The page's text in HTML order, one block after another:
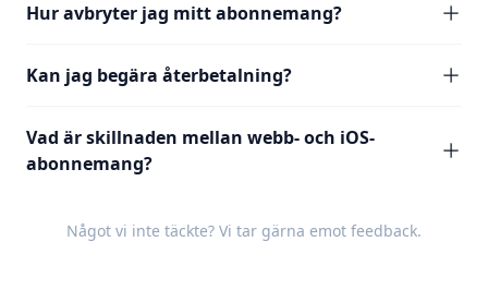
Hur avbryter jag mitt abonnemang?
Kan jag begära återbetalning?
Vad är skillnaden mellan webb- och iOS-
abonnemang?
Något vi inte täckte? Vi tar gärna emot feedback.